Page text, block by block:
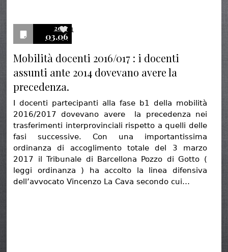
2017
03.06
1
Mobilità docenti 2016/017 : i docenti
assunti ante 2014 dovevano avere la
precedenza.
I docenti partecipanti alla fase b1 della mobilità
2016/2017 dovevano avere la precedenza nei
trasferimenti interprovinciali rispetto a quelli delle
fasi successive. Con una importantissima
ordinanza di accoglimento totale del 3 marzo
2017 il Tribunale di Barcellona Pozzo di Gotto (
leggi ordinanza ) ha accolto la linea difensiva
dell’avvocato Vincenzo La Cava secondo cui…